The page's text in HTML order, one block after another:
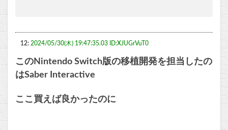
12: 2024/05/30(木) 19:47:35.03 ID:XJUGrVuT0
このNintendo Switch版の移植開発を担当したの
はSaber Interactive
ここ買えば良かったのに